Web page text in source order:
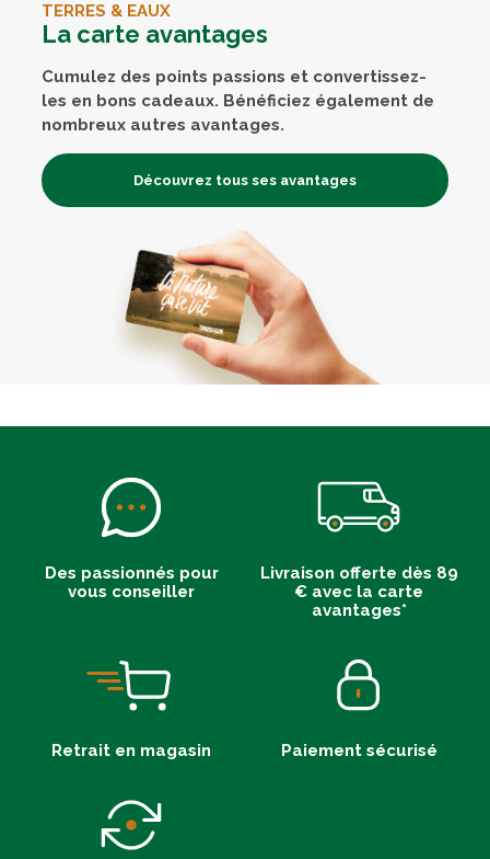
TERRES & EAUX
La carte avantages
Cumulez des points passions et convertissez-
les en bons cadeaux. Bénéficiez également de
nombreux autres avantages.
Découvrez tous ses avantages
Des passionnés pour
vous conseiller
Livraison offerte dès 89
€ avec la carte
avantages*
Retrait en magasin Paiement sécurisé